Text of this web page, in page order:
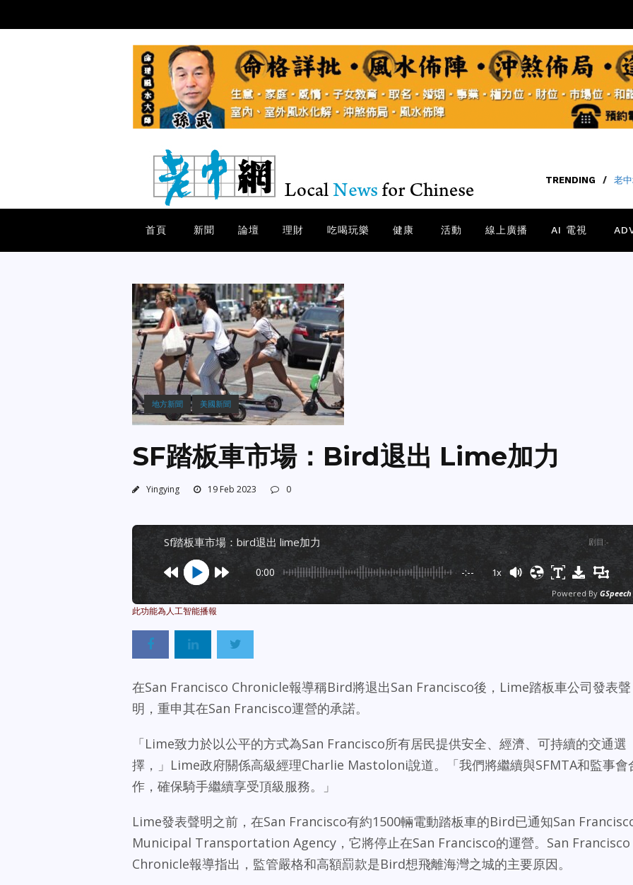
TRENDING / 老
首頁 新聞 論壇 理財 吃喝玩樂 健康 活動 線上廣播 AI 電視
地方新聞 美國新聞
SF踏板車市場：Bird退出 Lime加力
Yingying 19 Feb 2023 0
sf踏板車市場：bird退出 lime加力 剧目 :-
0:00 -:-- 1x
Powered By GSpeech
在San Francisco Chronicle報導稱Bird將退出San Francisco後，Lime踏板車公司發表聲
明，重申其在San Francisco運營的承諾。
「Lime致力於以公平的方式為San Francisco所有居民提供安全、經濟、可持續的交通選
擇，」Lime政府關係高級經理Charlie Mastoloni說道。「我們將繼續與SFMTA和監事會
作，確保騎手繼續享受頂級服務。」
Lime發表聲明之前，在San Francisco有約1500輛電動踏板車的Bird已通知San
Municipal Transportation Agency，它將停止在San Francisco的運營。San Francisco
Chronicle報導指出，監管嚴格和高額罰款是Bird想飛離海灣之城的主要原因。